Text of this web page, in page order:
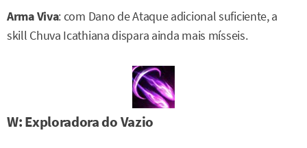
Arma Viva: com Dano de Ataque adicional suficiente, a
skill Chuva Icathiana dispara ainda mais mísseis.
W: Exploradora do Vazio